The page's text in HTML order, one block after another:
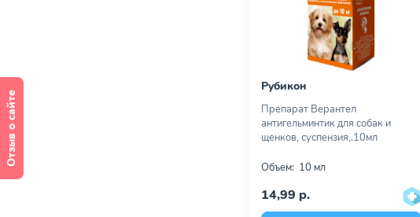
Рубикон
Препарат Верантел
антигельминтик для собак и
щенков, суспензия,.10мл
Объем: 10 мл
14,99 р.
Отзыв о сайте